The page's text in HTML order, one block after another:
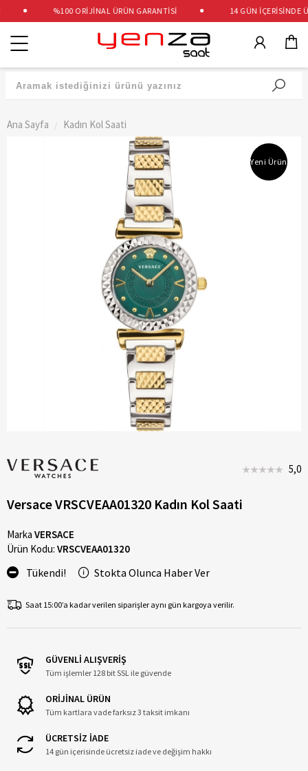
%100 ORİJİNAL ÜRÜN GARANTİSİ 14 GÜN İÇERİSİNDE
Kategoriler
Ana Sayfa Kadın Kol Saati
Yeni Ürün
5,0
Versace VRSCVEAA01320 Kadın Kol Saati
Marka VERSACE
Ürün Kodu: VRSCVEAA01320
Tükendi! Stokta Olunca Haber Ver
Saat 15:00’a kadar verilen siparişler aynı gün kargoya verilir.
GÜVENLİ ALIŞVERİŞ
Tüm işlemler 128 bit SSL ile güvende
ORİJİNAL ÜRÜN
Tüm kartlara vade farksız 3 taksit imkanı
ÜCRETSİZ İADE
14 gün içerisinde ücretsiz iade ve değişim hakkı